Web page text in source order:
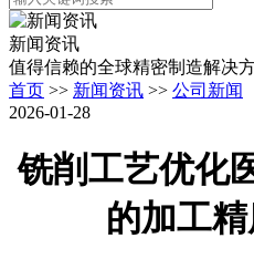
新闻资讯
值得信赖的全球精密制造解决
首页 >> 新闻资讯 >> 公司新闻
2026-01-28
铣削工艺优化
的加工